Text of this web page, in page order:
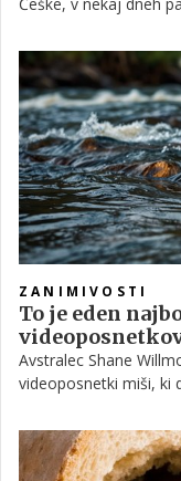
kruhom. Zakaj je
sami.
ZANIMIVOSTI
To je eden
Avstralec Shane
videoposnetki miši, ki
na rolki. Majhni